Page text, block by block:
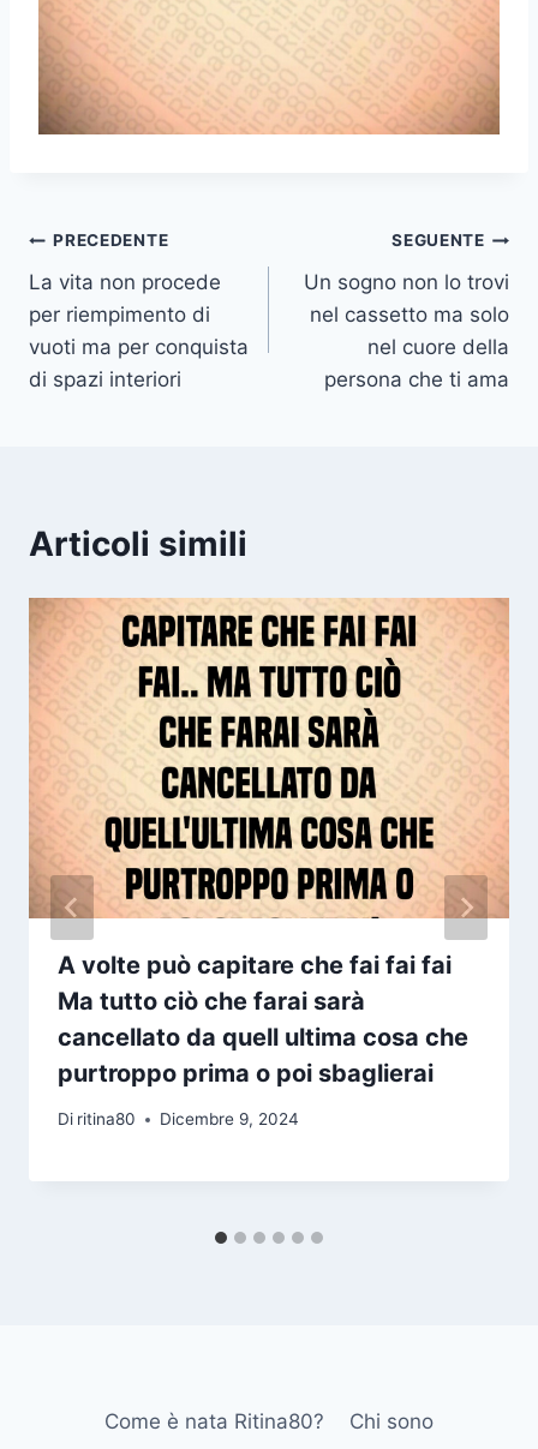
Navigazione
articoli
PRECEDENTE
La vita non procede
per riempimento di
vuoti ma per conquista
di spazi interiori
SEGUENTE
Un sogno non lo trovi
nel cassetto ma solo
nel cuore della
persona che ti ama
Articoli simili
A volte può capitare che fai fai fai
Ma tutto ciò che farai sarà
cancellato da quell ultima cosa che
purtroppo prima o poi sbaglierai
Di ritina80 Dicembre 9, 2024
Come è nata Ritina80? Chi sono